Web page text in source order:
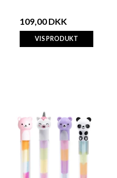
109,00 DKK
VIS PRODUKT